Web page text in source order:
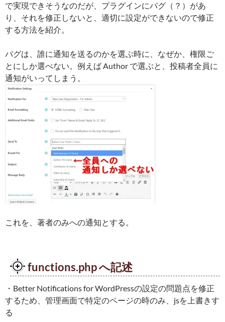
で実現できそうなのだが、プラグインにバグ（？）があ
り、それを修正しないと、適切に設定ができないので修正
する方法を紹介。
バグは、誰に通知を送るのかを選ぶ時に、なぜか、権限ご
とにしか選べない。例えば Author で選ぶと、投稿者全員に
通知がいってしまう。
これを、著者のみへの通知とする。
functions.php へ記述
・Better Notifications for WordPressの設定の問題点を修正
するため、管理画面で特定のページの時のみ、jsを上書きす
る